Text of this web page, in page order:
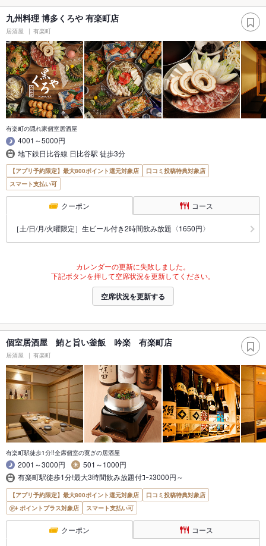
九州料理 博多くろや 有楽町店
居酒屋 有楽町
有楽町の隠れ家個室居酒屋
4001～5000円
地下鉄日比谷線 日比谷駅 徒歩3分
【アプリ予約限定】最大800ポイント還元対象店
口コミ投稿特典対象店
スマート支払い可
クーポン コース
［土/日/月/火曜限定］生ビール付き2時間飲み放題〈1650円〉
カレンダーの更新に失敗しました。
下記ボタンを押して空席状況を更新してください。
空席状況を更新する
個室居酒屋 鮪と旨い釜飯 吟楽 有楽町店
居酒屋 有楽町
有楽町駅徒歩1分!!全席個室の寛ぎの居酒屋
2001～3000円
501～1000円
有楽町駅徒歩1分!最大3時間飲み放題付ｺｰｽ3000円～
【アプリ予約限定】最大800ポイント還元対象店
口コミ投稿特典対象店
ポイントプラス対象店
スマート支払い可
クーポン コース